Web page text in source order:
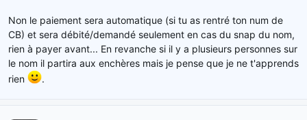
Non le paiement sera automatique (si tu as rentré ton num de
CB) et sera débité/demandé seulement en cas du snap du nom,
rien à payer avant... En revanche si il y a plusieurs personnes sur
le nom il partira aux enchères mais je pense que je ne t'apprends
rien
.